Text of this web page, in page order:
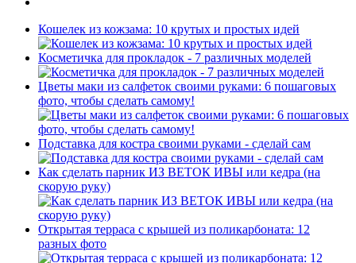
Кошелек из кожзама: 10 крутых и простых идей
Косметичка для прокладок - 7 различных моделей
Цветы маки из салфеток своими руками: 6 пошаговых
фото, чтобы сделать самому!
Подставка для костра своими руками - сделай сам
Как сделать парник ИЗ ВЕТОК ИВЫ или кедра (на
скорую руку)
Открытая терраса с крышей из поликарбоната: 12
разных фото